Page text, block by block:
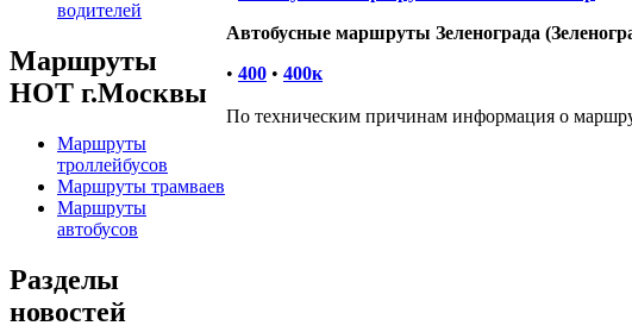
водителей
Маршруты
НОТ г.Москвы
Маршруты
троллейбусов
Маршруты трамваев
Маршруты
автобусов
Разделы
новостей
Автобусные маршруты Зеленограда
• 400 • 400к
По техническим причинам информация о